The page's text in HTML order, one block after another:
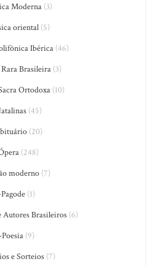
Moderna(3)
oriental (5)
Ibérica(46)
Brasileira (3)
Ortodoxa (10)
(45)
(20)
(248)
moderno (7)
(1)
Autores Brasileiros(6)
-Poesia (9)
e Sorteios(7)